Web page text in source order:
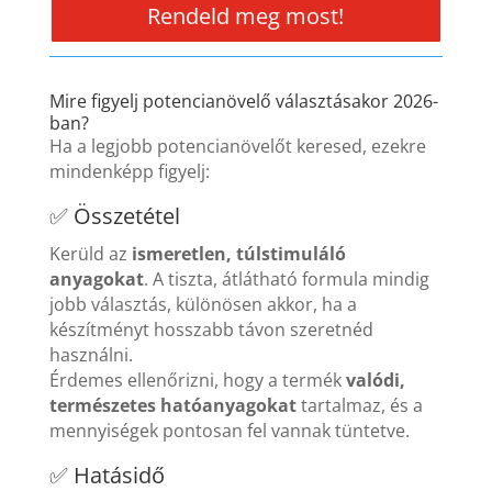
Rendeld meg most!
Mire figyelj potencianövelő választásakor 2026-
ban?
Ha a legjobb potencianövelőt keresed, ezekre
mindenképp figyelj:
✅ Összetétel
Kerüld az ismeretlen, túlstimuláló
anyagokat. A tiszta, átlátható formula mindig
jobb választás, különösen akkor, ha a
készítményt hosszabb távon szeretnéd
használni.
Érdemes ellenőrizni, hogy a termékvalódi,
természetes hatóanyagokattartalmaz, és a
mennyiségek pontosan fel vannak tüntetve.
✅ Hatásidő